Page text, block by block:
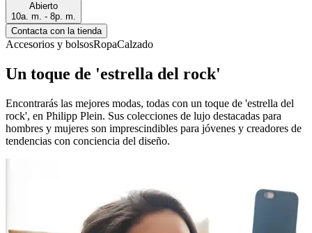
Abierto
10a. m. - 8p. m.
Contacta con la tienda
Accesorios y bolsosRopaCalzado
Un toque de 'estrella del rock'
Encontrarás las mejores modas, todas con un toque de 'estrella del
rock', en Philipp Plein. Sus colecciones de lujo destacadas para
hombres y mujeres son imprescindibles para jóvenes y creadores de
tendencias con conciencia del diseño.